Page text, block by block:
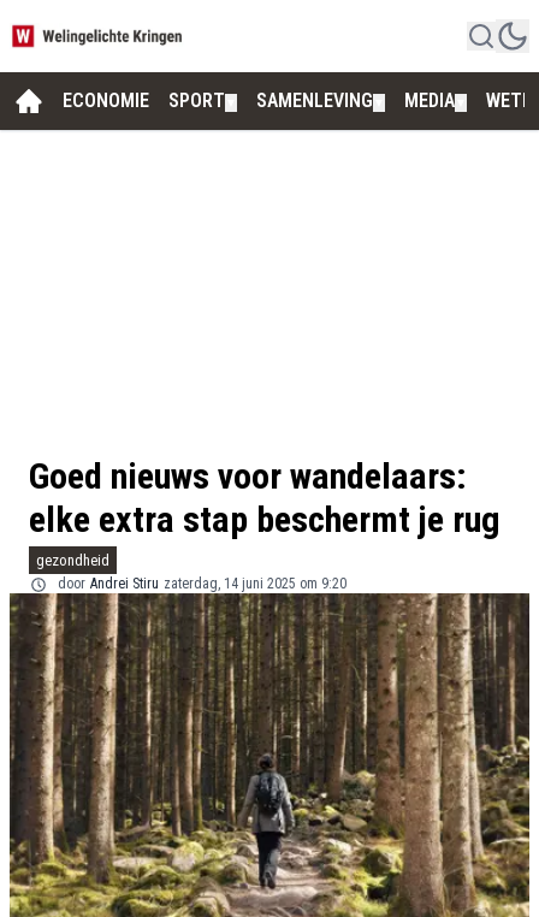
ECONOMIE SPORT SAMENLEVING MEDIA
Goed nieuws voor wandelaars:
elke extra stap beschermt je rug
gezondheid
door Andrei Stiru zaterdag, 14 juni 2025 om 9:20